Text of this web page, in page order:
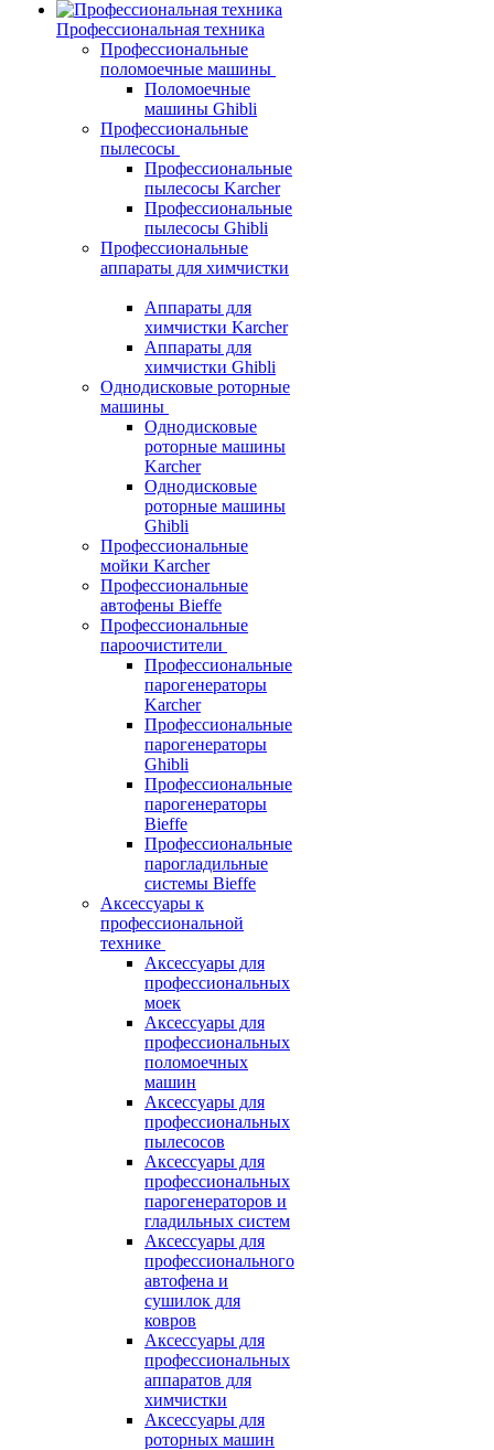
Профессиональная техника
Профессиональные
поломоечные машины
Поломоечные
машины Ghibli
Профессиональные
пылесосы
Профессиональные
пылесосы Karcher
Профессиональные
пылесосы Ghibli
Профессиональные
аппараты для химчистки
Аппараты для
химчистки Karcher
Аппараты для
химчистки Ghibli
Однодисковые роторные
машины
Однодисковые
роторные машины
Karcher
Однодисковые
роторные машины
Ghibli
Профессиональные
мойки Karcher
Профессиональные
автофены Bieffe
Профессиональные
пароочистители
Профессиональные
парогенераторы
Karcher
Профессиональные
парогенераторы
Ghibli
Профессиональные
парогенераторы
Bieffe
Профессиональные
парогладильные
системы Bieffe
Аксессуары к
профессиональной
технике
Аксессуары для
профессиональных
моек
Аксессуары для
профессиональных
поломоечных
машин
Аксессуары для
профессиональных
пылесосов
Аксессуары для
профессиональных
парогенераторов и
гладильных систем
Аксессуары для
профессионального
автофена и
сушилок для
ковров
Аксессуары для
профессиональных
аппаратов для
химчистки
Аксессуары для
роторных машин